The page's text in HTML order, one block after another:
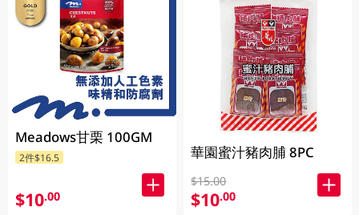
Meadows甘栗 100GM
2件$16.5
$10.00
華園蜜汁豬肉脯 8PC
$15.00
$10.00